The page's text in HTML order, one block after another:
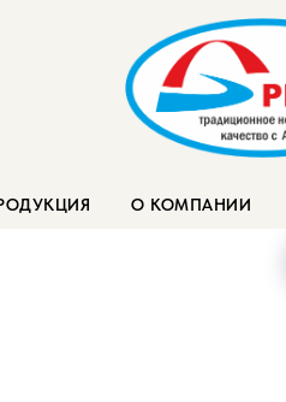
О КОМПАНИИ